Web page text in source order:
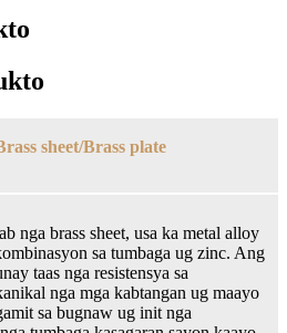
sheet/Brass plate
nga brass sheet, usa ka metal alloy
sa tumbaga ug zinc. Ang
taas nga resistensya sa
nga mga kabtangan ug maayo
sa bugnaw ug init nga